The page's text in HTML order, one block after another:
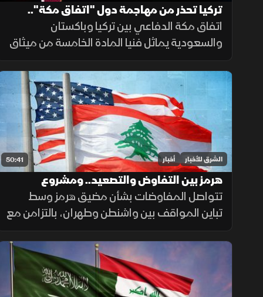
تركيا تحذر من مهاجمة دول "اتفاق مكة"..
واتفاق وشيك بين واشنطن وطهران
اتفاق مكة الدفاعي بين تركيا وباكستان
والسعودية يماثل فنيا المادة الخامسة من ميثاق
الناتو، وأنقرة تقول إن إيران ليست هدفا
للمعاهدة. وفانس متفائل باتفاق مع طهران،
وبزشكيان يرى فرصة لصفقة
50:41 الشرق للأخبار أخبار
هرمز بين التفاوض والتصعيد.. ومشروع
أميركي جديد للبنان
تتواصل المفاوضات بشأن مضيق هرمز وسط
تباين المواقف بين واشنطن وطهران، بالتزامن مع
تصاعد المخاوف على الملاحة الإقليمية
وتطورات سياسية وأمنية متسارعة في لبنان